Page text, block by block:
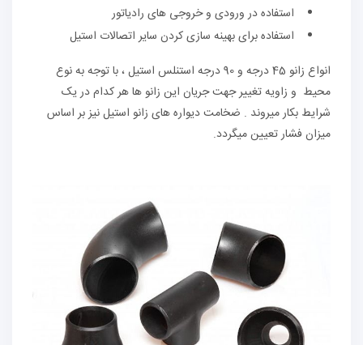
استفاده در ورودی و خروجی های رادیاتور
استفاده برای بهینه سازی کردن سایر اتصالات استیل
انواع زانو 45 درجه و 90 درجه استنلس استیل ، با توجه به نوع
محیط و زاویه تغییر جهت جریان این زانو ها هر کدام در یک
شرایط بکار میروند . ضخامت دیواره های زانو استیل نیز بر اساس
میزان فشار تعیین میگردد.